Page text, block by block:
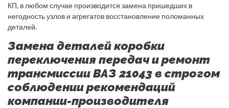
КП, в любом случае производится замена пришедших в
негодность узлов и агрегатов восстановление поломанных
деталей.
Замена деталей коробки
переключения передач и ремонт
трансмиссии ВАЗ 21043 в строгом
соблюдении рекомендаций
компании-производителя